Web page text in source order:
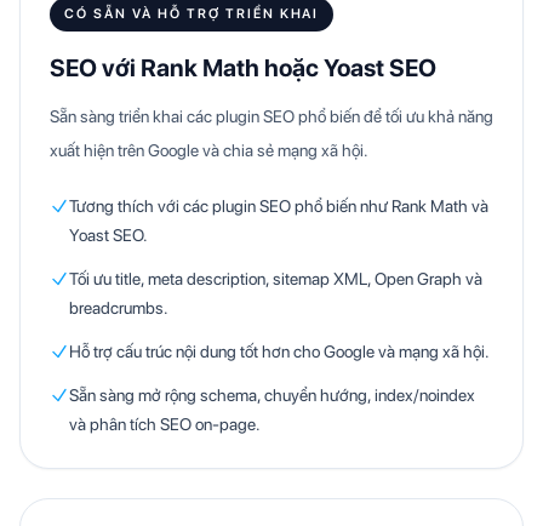
CÓ SẴN VÀ HỖ TRỢ TRIỂN KHAI
SEO với Rank Math hoặc Yoast SEO
Sẵn sàng triển khai các plugin SEO phổ biến để tối ưu khả năng
xuất hiện trên Google và chia sẻ mạng xã hội.
Tương thích với các plugin SEO phổ biến như Rank Math và
Yoast SEO.
Tối ưu title, meta description, sitemap XML, Open Graph và
breadcrumbs.
Hỗ trợ cấu trúc nội dung tốt hơn cho Google và mạng xã hội.
Sẵn sàng mở rộng schema, chuyển hướng, index/noindex
và phân tích SEO on-page.